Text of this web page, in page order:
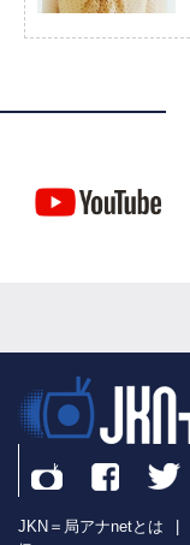
JKN＝局アナnetとは